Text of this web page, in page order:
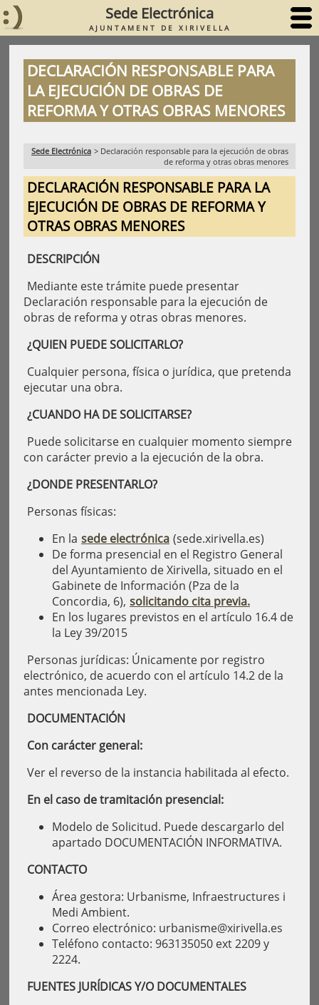
Sede Electrónica
AJUNTAMENT DE XIRIVELLA
DECLARACIÓN RESPONSABLE PARA
LA EJECUCIÓN DE OBRAS DE
REFORMA Y OTRAS OBRAS MENORES
Sede Electrónica > Declaración responsable para la ejecución de obras
de reforma y otras obras menores
DECLARACIÓN RESPONSABLE PARA LA
EJECUCIÓN DE OBRAS DE REFORMA Y
OTRAS OBRAS MENORES
DESCRIPCIÓN
Mediante este trámite puede presentar
Declaración responsable para la ejecución de
obras de reforma y otras obras menores.
¿QUIEN PUEDE SOLICITARLO?
Cualquier persona, física o jurídica, que pretenda
ejecutar una obra.
¿CUANDO HA DE SOLICITARSE?
Puede solicitarse en cualquier momento siempre
con carácter previo a la ejecución de la obra.
¿DONDE PRESENTARLO?
Personas físicas:
En la sede electrónica (sede.xirivella.es)
De forma presencial en el Registro General
del Ayuntamiento de Xirivella, situado en el
Gabinete de Información (Pza de la
Concordia, 6), solicitando cita previa.
En los lugares previstos en el artículo 16.4 de
la Ley 39/2015
Personas jurídicas: Únicamente por registro
electrónico, de acuerdo con el artículo 14.2 de la
antes mencionada Ley.
DOCUMENTACIÓN
Con carácter general:
Ver el reverso de la instancia habilitada al efecto.
En el caso de tramitación presencial:
Modelo de Solicitud. Puede descargarlo del
apartado DOCUMENTACIÓN INFORMATIVA.
CONTACTO
Área gestora: Urbanisme, Infraestructures i
Medi Ambient.
Correo electrónico: urbanisme@xirivella.es
Teléfono contacto: 963135050 ext 2209 y
2224.
FUENTES JURÍDICAS Y/O DOCUMENTALES